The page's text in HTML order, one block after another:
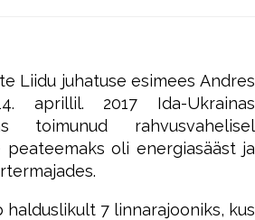
Liidu juhatuse esimees Andres
aprillil. 2017 Ida-Ukrainas
toimunud rahvusvahelisel
peateemaks oli energiasääst ja
halduslikult 7 linnarajooniks, kus